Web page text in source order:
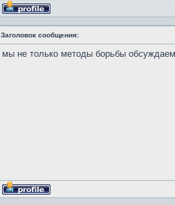
Профиль
Заголовок сообщения:
мы не только методы борьбы
Профиль